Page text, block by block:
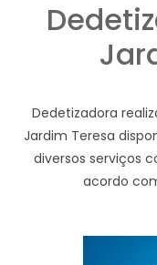
Dedetizadora
Jardim Teresa
diversos serviços
acordo